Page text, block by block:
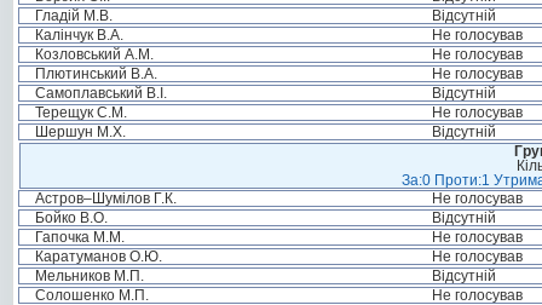
Гладій М.В.
Відсутній
Калінчук В.А.
Не голосував
Козловський А.М.
Не голосував
Плютинський В.А.
Не голосував
Самоплавський В.І.
Відсутній
Терещук С.М.
Не голосував
Шершун М.Х.
Відсутній
За:0 Проти:1
Астров–Шумілов Г.К.
Не голосував
Бойко В.О.
Відсутній
Гапочка М.М.
Не голосував
Каратуманов О.Ю.
Не голосував
Мельников М.П.
Відсутній
Солошенко М.П.
Не голосував